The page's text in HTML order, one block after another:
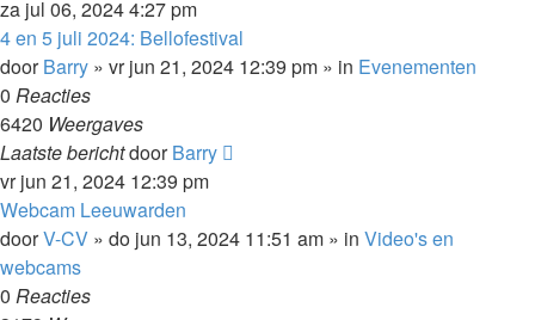
za jul 06, 2024 4:27 pm
4 en 5 juli 2024: Bellofestival
doorBarry » vr jun 21, 2024 12:39 pm » in Evenementen
0 Reacties
6420 Weergaves
Laatste berichtdoorBarry
vr jun 21, 2024 12:39 pm
Webcam Leeuwarden
doorV-CV » do jun 13, 2024 11:51 am » in Video's en
webcams
0 Reacties